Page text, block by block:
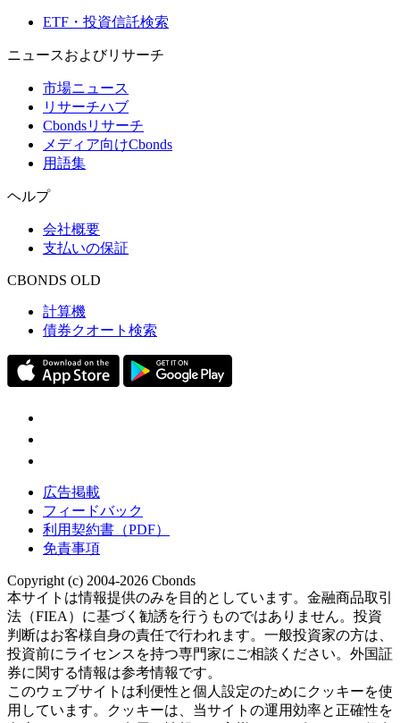
ETF・投資信託検索
ニュースおよびリサーチ
市場ニュース
リサーチハブ
Cbondsリサーチ
メディア向けCbonds
用語集
ヘルプ
会社概要
支払いの保証
CBONDS OLD
計算機
債券クオート検索
広告掲載
フィードバック
利用契約書（PDF）
免責事項
Copyright (c) 2004-2026 Cbonds
本サイトは情報提供のみを目的としています。金融商品取引
法（FIEA）に基づく勧誘を行うものではありません。投資
判断はお客様自身の責任で行われます。一般投資家の方は、
投資前にライセンスを持つ専門家にご相談ください。外国証
券に関する情報は参考情報です。
このウェブサイトは利便性と個人設定のためにクッキーを使
用しています。クッキーは、当サイトの運用効率と正確性を